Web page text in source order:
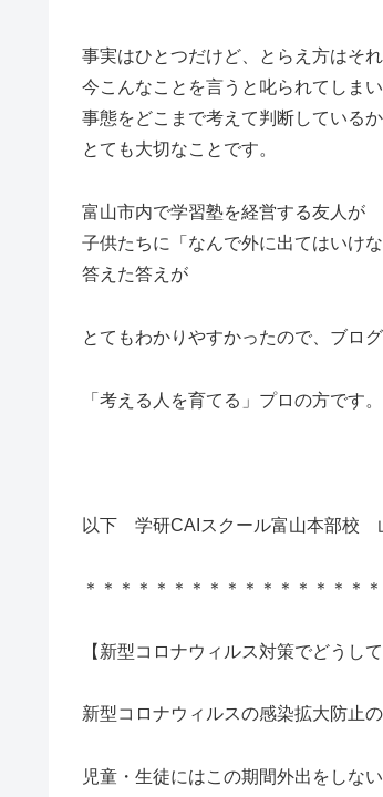
事実はひとつだけど、とらえ方はそれ
今こんなことを言うと叱られてしま
事態をどこまで考えて判断している
とても大切なことです。
富山市内で学習塾を経営する友人が
子供たちに「なんで外に出てはいけ
答えた答えが
とてもわかりやすかったので、ブロ
「考える人を育てる」プロの方です。
以下 学研CAIスクール富山本部校
＊＊＊＊＊＊＊＊＊＊＊＊＊＊＊＊
【新型コロナウィルス対策でどうし
新型コロナウィルスの感染拡大防止
児童・生徒にはこの期間外出をしな